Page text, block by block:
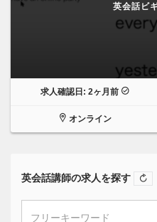
英会話ビ
求人確認日: 2ヶ月前
オンライン
英会話講師の求人を探す